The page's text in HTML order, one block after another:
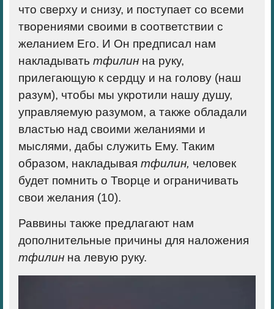
что сверху и снизу, и поступает со всеми
творениями своими в соответствии с
желанием Его. И Он предписал нам
накладывать тфилин на руку,
прилегающую к сердцу и на голову (наш
разум), чтобы мы укротили нашу душу,
управляемую разумом, а также обладали
властью над своими желаниями и
мыслями, дабы служить Ему. Таким
образом, накладывая тфилин, человек
будет помнить о Творце и ограничивать
свои желания (10).
Раввины также предлагают нам
дополнительные причины для наложения
тфилин на левую руку.